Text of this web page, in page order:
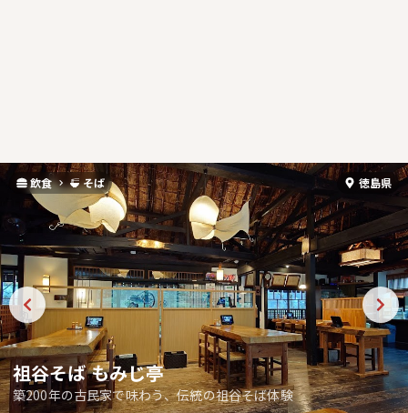
飲食 そば 徳島県
祖谷そば もみじ亭
築200年の古民家で味わう、伝統の祖谷そば体験